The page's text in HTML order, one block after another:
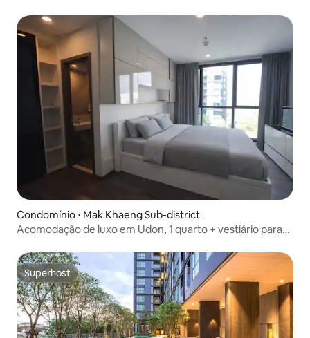
Condomínio ⋅ Mak Khaeng Sub-district
Acomodação de luxo em Udon, 1 quarto + vestiário para
Superhost
Superhost